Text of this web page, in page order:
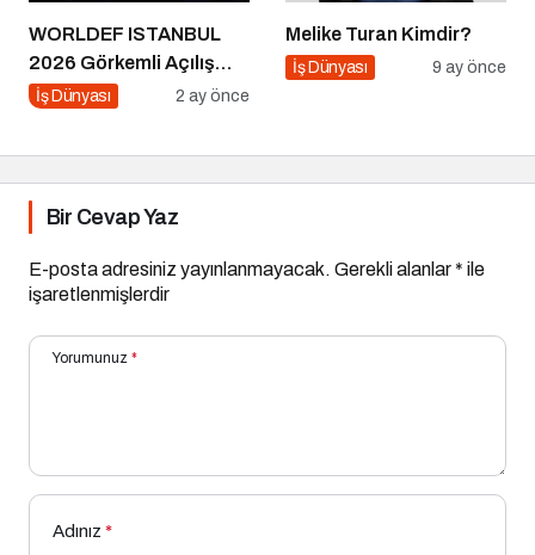
WORLDEF ISTANBUL
2026 Görkemli Açılış
Töreniyle Başladı
İş Dünyası 2 ay önce
Melike Turan Kimdir?
İş Dünyası 9 ay önce
Bir Cevap Yaz
E-posta adresiniz yayınlanmayacak. Gerekli alanlar* ile
işaretlenmişlerdir
Yorumunuz *
Adınız *